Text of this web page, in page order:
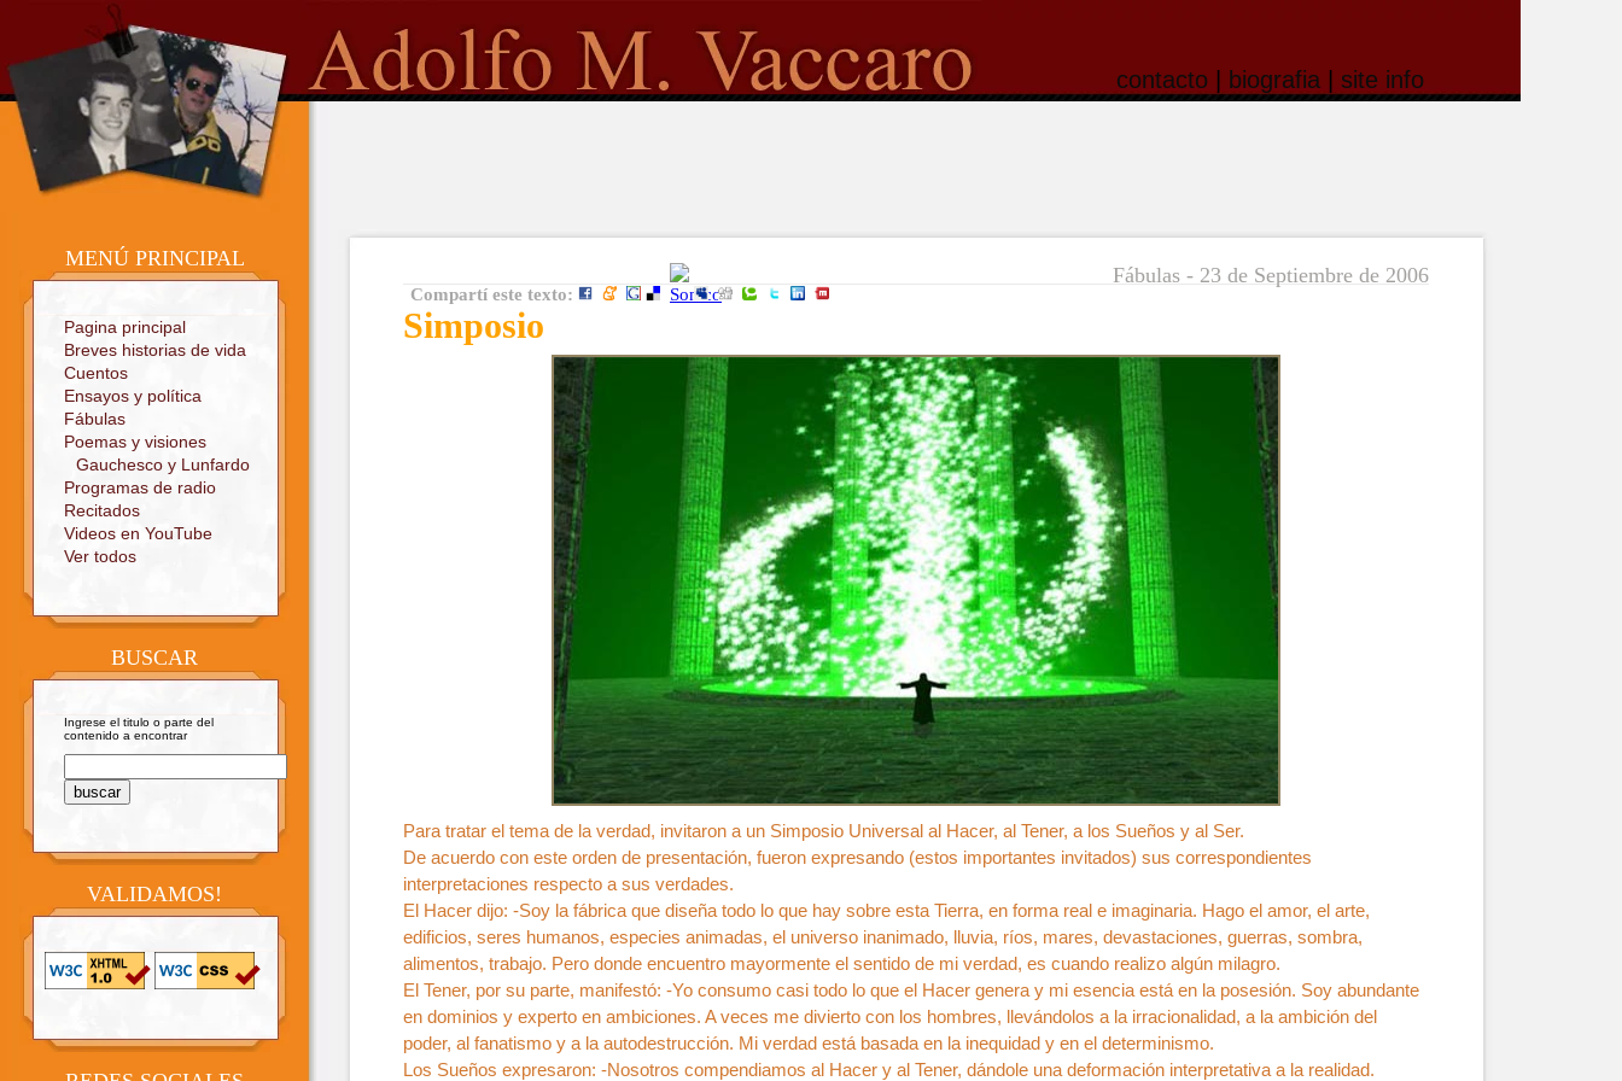
Sitio oficial
contacto biografia site info
MENÚ PRINCIPAL
Pagina principal
Breves historias de vida
Cuentos
Ensayos y política
Fábulas
Poemas y visiones
Gauchesco y Lunfardo
Programas de radio
Recitados
Videos en YouTube
Ver todos
BUSCAR
Ingrese el titulo o parte del
contenido a encontrar
VALIDAMOS!
Compartí este texto:
Fábulas - 23 de Septiembre de 2006
Simposio
Para tratar el tema de la verdad, invitaron a un Simposio Universal al Hacer, al Tener, a los Sueños y al Ser.
De acuerdo con este orden de presentación, fueron expresando (estos importantes invitados) sus correspondientes
interpretaciones respecto a sus verdades.
El Hacer dijo: -Soy la fábrica que diseña todo lo que hay sobre esta Tierra, en forma real e imaginaria. Hago el amor, el arte,
edificios, seres humanos, especies animadas, el universo inanimado, lluvia, ríos, mares, devastaciones, guerras, sombra,
alimentos, trabajo. Pero donde encuentro mayormente el sentido de mi verdad, es cuando realizo algún milagro.
El Tener, por su parte, manifestó: -Yo consumo casi todo lo que el Hacer genera y mi esencia está en la posesión. Soy abundante
en dominios y experto en ambiciones. A veces me divierto con los hombres, llevándolos a la irracionalidad, a la ambición del
poder, al fanatismo y a la autodestrucción. Mi verdad está basada en la inequidad y en el determinismo.
Los Sueños expresaron: -Nosotros compendiamos al Hacer y al Tener, dándole una deformación interpretativa a la realidad.